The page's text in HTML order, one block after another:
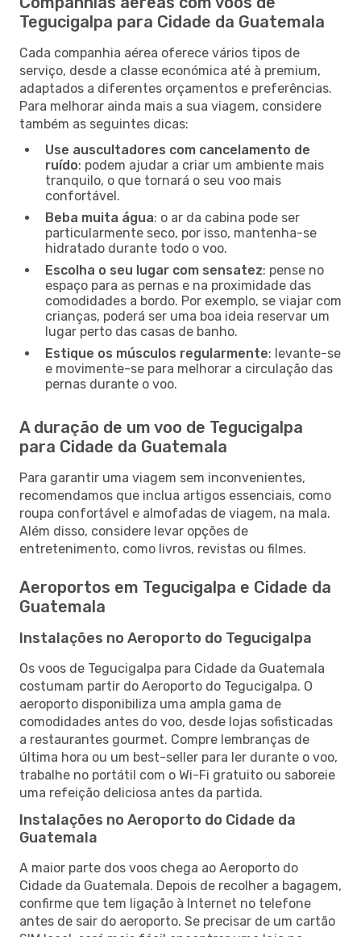
Tegucigalpa para Cidade da Guatemala
Cada companhia aérea oferece vários tipos de
serviço, desde a classe económica até à premium,
adaptados a diferentes orçamentos e preferências.
Para melhorar ainda mais a sua viagem, considere
também as seguintes dicas:
Use auscultadores com cancelamento de
ruído: podem ajudar a criar um ambiente mais
tranquilo, o que tornará o seu voo mais
confortável.
Beba muita água: o ar da cabina pode ser
particularmente seco, por isso, mantenha-se
hidratado durante todo o voo.
Escolha o seu lugar com sensatez: pense no
espaço para as pernas e na proximidade das
comodidades a bordo. Por exemplo, se viajar com
crianças, poderá ser uma boa ideia reservar um
lugar perto das casas de banho.
Estique os músculos regularmente: levante-se
e movimente-se para melhorar a circulação das
pernas durante o voo.
A duração de um voo de Tegucigalpa
para Cidade da Guatemala
Para garantir uma viagem sem inconvenientes,
recomendamos que inclua artigos essenciais, como
roupa confortável e almofadas de viagem, na mala.
Além disso, considere levar opções de
entretenimento, como livros, revistas ou filmes.
Aeroportos em Tegucigalpa e Cidade da
Guatemala
Instalações no Aeroporto do Tegucigalpa
Os voos de Tegucigalpa para Cidade da Guatemala
costumam partir do Aeroporto do Tegucigalpa. O
aeroporto disponibiliza uma ampla gama de
comodidades antes do voo, desde lojas sofisticadas
a restaurantes gourmet. Compre lembranças de
última hora ou um best-seller para ler durante o voo,
trabalhe no portátil com o Wi-Fi gratuito ou saboreie
uma refeição deliciosa antes da partida.
Instalações no Aeroporto do Cidade da
Guatemala
A maior parte dos voos chega ao Aeroporto do
Cidade da Guatemala. Depois de recolher a bagagem,
confirme que tem ligação à Internet no telefone
antes de sair do aeroporto. Se precisar de um cartão